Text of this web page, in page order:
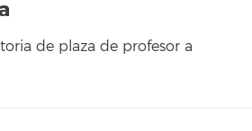
de plaza de profesor a